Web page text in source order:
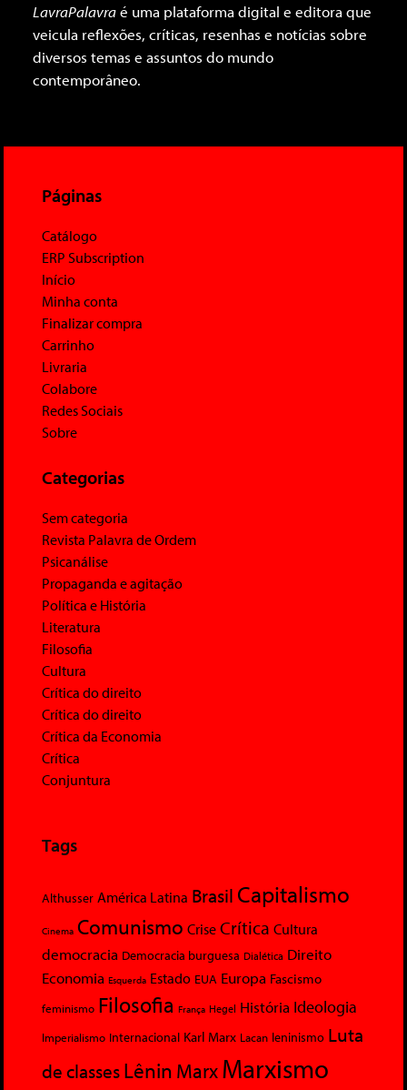
LavraPalavraé uma plataforma digital e editora que
veicula reflexões, críticas, resenhas e notícias sobre
diversos temas e assuntos do mundo
contemporâneo.
Páginas
Catálogo
ERP Subscription
Início
Minha conta
Finalizar compra
Carrinho
Livraria
Colabore
Redes Sociais
Sobre
Categorias
Sem categoria
Revista Palavra de Ordem
Psicanálise
Propaganda e agitação
Política e História
Literatura
Filosofia
Cultura
Crítica do direito
Crítica do direito
Crítica da Economia
Crítica
Conjuntura
Tags
Althusser América Latina Brasil Capitalismo
Cinema Comunismo Crise Crítica Cultura
democracia Democracia burguesa Dialética Direito
Economia Esquerda Estado EUA Europa Fascismo
feminismo Filosofia França Hegel História Ideologia
Imperialismo Internacional Karl Marx Lacan leninismo Luta
de classesLênin MarxMarxismo